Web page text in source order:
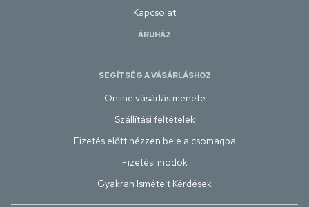
Kapcsolat
ÁRUHÁZ
SEGÍTSÉG A VÁSÁRLÁSHOZ
Online vásárlás menete
Szállítási feltételek
Fizetés előtt nézzen bele a csomagba
Fizetési módok
Gyakran Ismételt Kérdések